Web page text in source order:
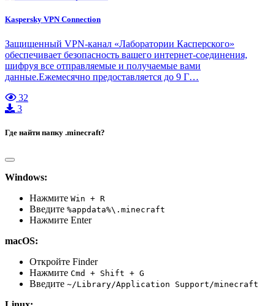
Kaspersky VPN Connection
Защищенный VPN-канал «Лаборатории Касперского»
обеспечивает безопасность вашего интернет-соединения,
шифруя все отправляемые и получаемые вами
данные.Ежемесячно предоставляется до 9 Г…
32
3
Где найти папку .minecraft?
Windows:
Нажмите Win + R
Введите %appdata%\.minecraft
Нажмите Enter
macOS:
Откройте Finder
Нажмите Cmd + Shift + G
Введите ~/Library/Application Support/minecraft